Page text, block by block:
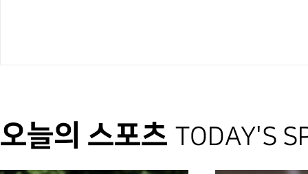
오늘의 스포츠 TODAY'S